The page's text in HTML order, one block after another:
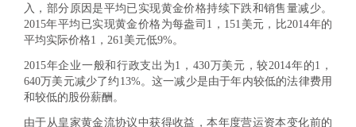
入，部分原因是平均已实现黄金价格持续下跌和销售量减少。
2015年平均已实现黄金价格为每盎司1，151美元，比2014年的
平均实际价格1，261美元低9%。
2015年企业一般和行政支出为1，430万美元，较2014年的1，
640万美元减少了约13%。这一减少是由于年内较低的法律费用
和较低的股份薪酬。
由于从皇家黄金流协议中获得收益，本年度营运资本变化前的